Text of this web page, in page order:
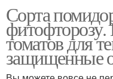
Сорта
фитофторозу.
томатов для
защищенные